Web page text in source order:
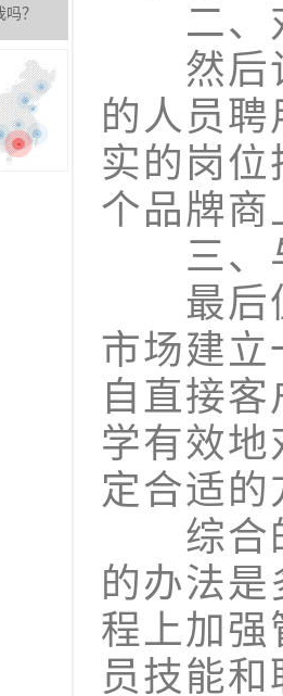
？
二、对
然后记
的人员
实的岗
个品牌商
三、与
最后值
市场建
自直接
学有效
定合适的
综合的
的办法
程上加强
员技能